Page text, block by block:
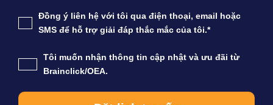
Đồng ý liên hệ với tôi qua điện thoại, email hoặc
SMS để hỗ trợ giải đáp thắc mắc của tôi.*
Tôi muốn nhận thông tin cập nhật và ưu đãi từ
Brainclick/OEA.